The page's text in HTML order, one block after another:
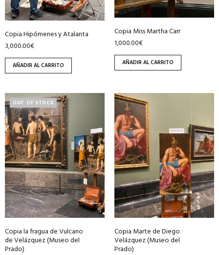
Copia Hipómenes y Atalanta
3,000.00€
AÑADIR AL CARRITO
Copia Miss Martha Carr
1,000.00€
AÑADIR AL CARRITO
OUT OF STOCK
Copia la fragua de Vulcano
de Velázquez (Museo del
Prado)
Copia Marte de Diego
Velázquez (Museo del
Prado)